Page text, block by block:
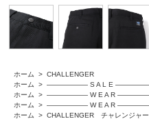
ホーム > CHALLENGER
ホーム
> ―――――― S A L E
ホーム
> ―――――― W E A R
ホーム
> ―――――― W E A R
ホーム
> CHALLENGER チャレンジャー